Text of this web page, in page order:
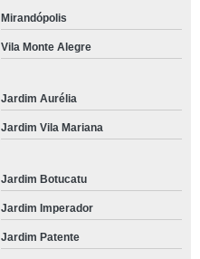
Mirandópolis
Vila Monte Alegre
Jardim Aurélia
Jardim Vila Mariana
Jardim Botucatu
Jardim Imperador
Jardim Patente